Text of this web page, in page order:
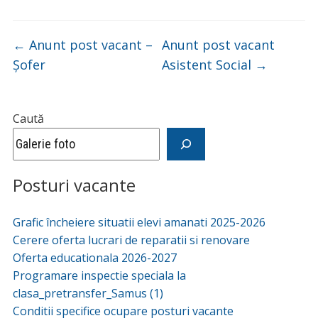
Caută
Posturi vacante
Grafic încheiere situatii elevi amanati 2025-2026
Cerere oferta lucrari de reparatii si renovare
Oferta educationala 2026-2027
Programare inspectie speciala la
clasa_pretransfer_Samus (1)
Conditii specifice ocupare posturi vacante
← Anunt post vacant –
Șofer
Anunt post vacant
Asistent Social →